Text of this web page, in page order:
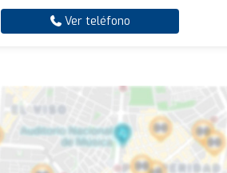
Ver teléfono